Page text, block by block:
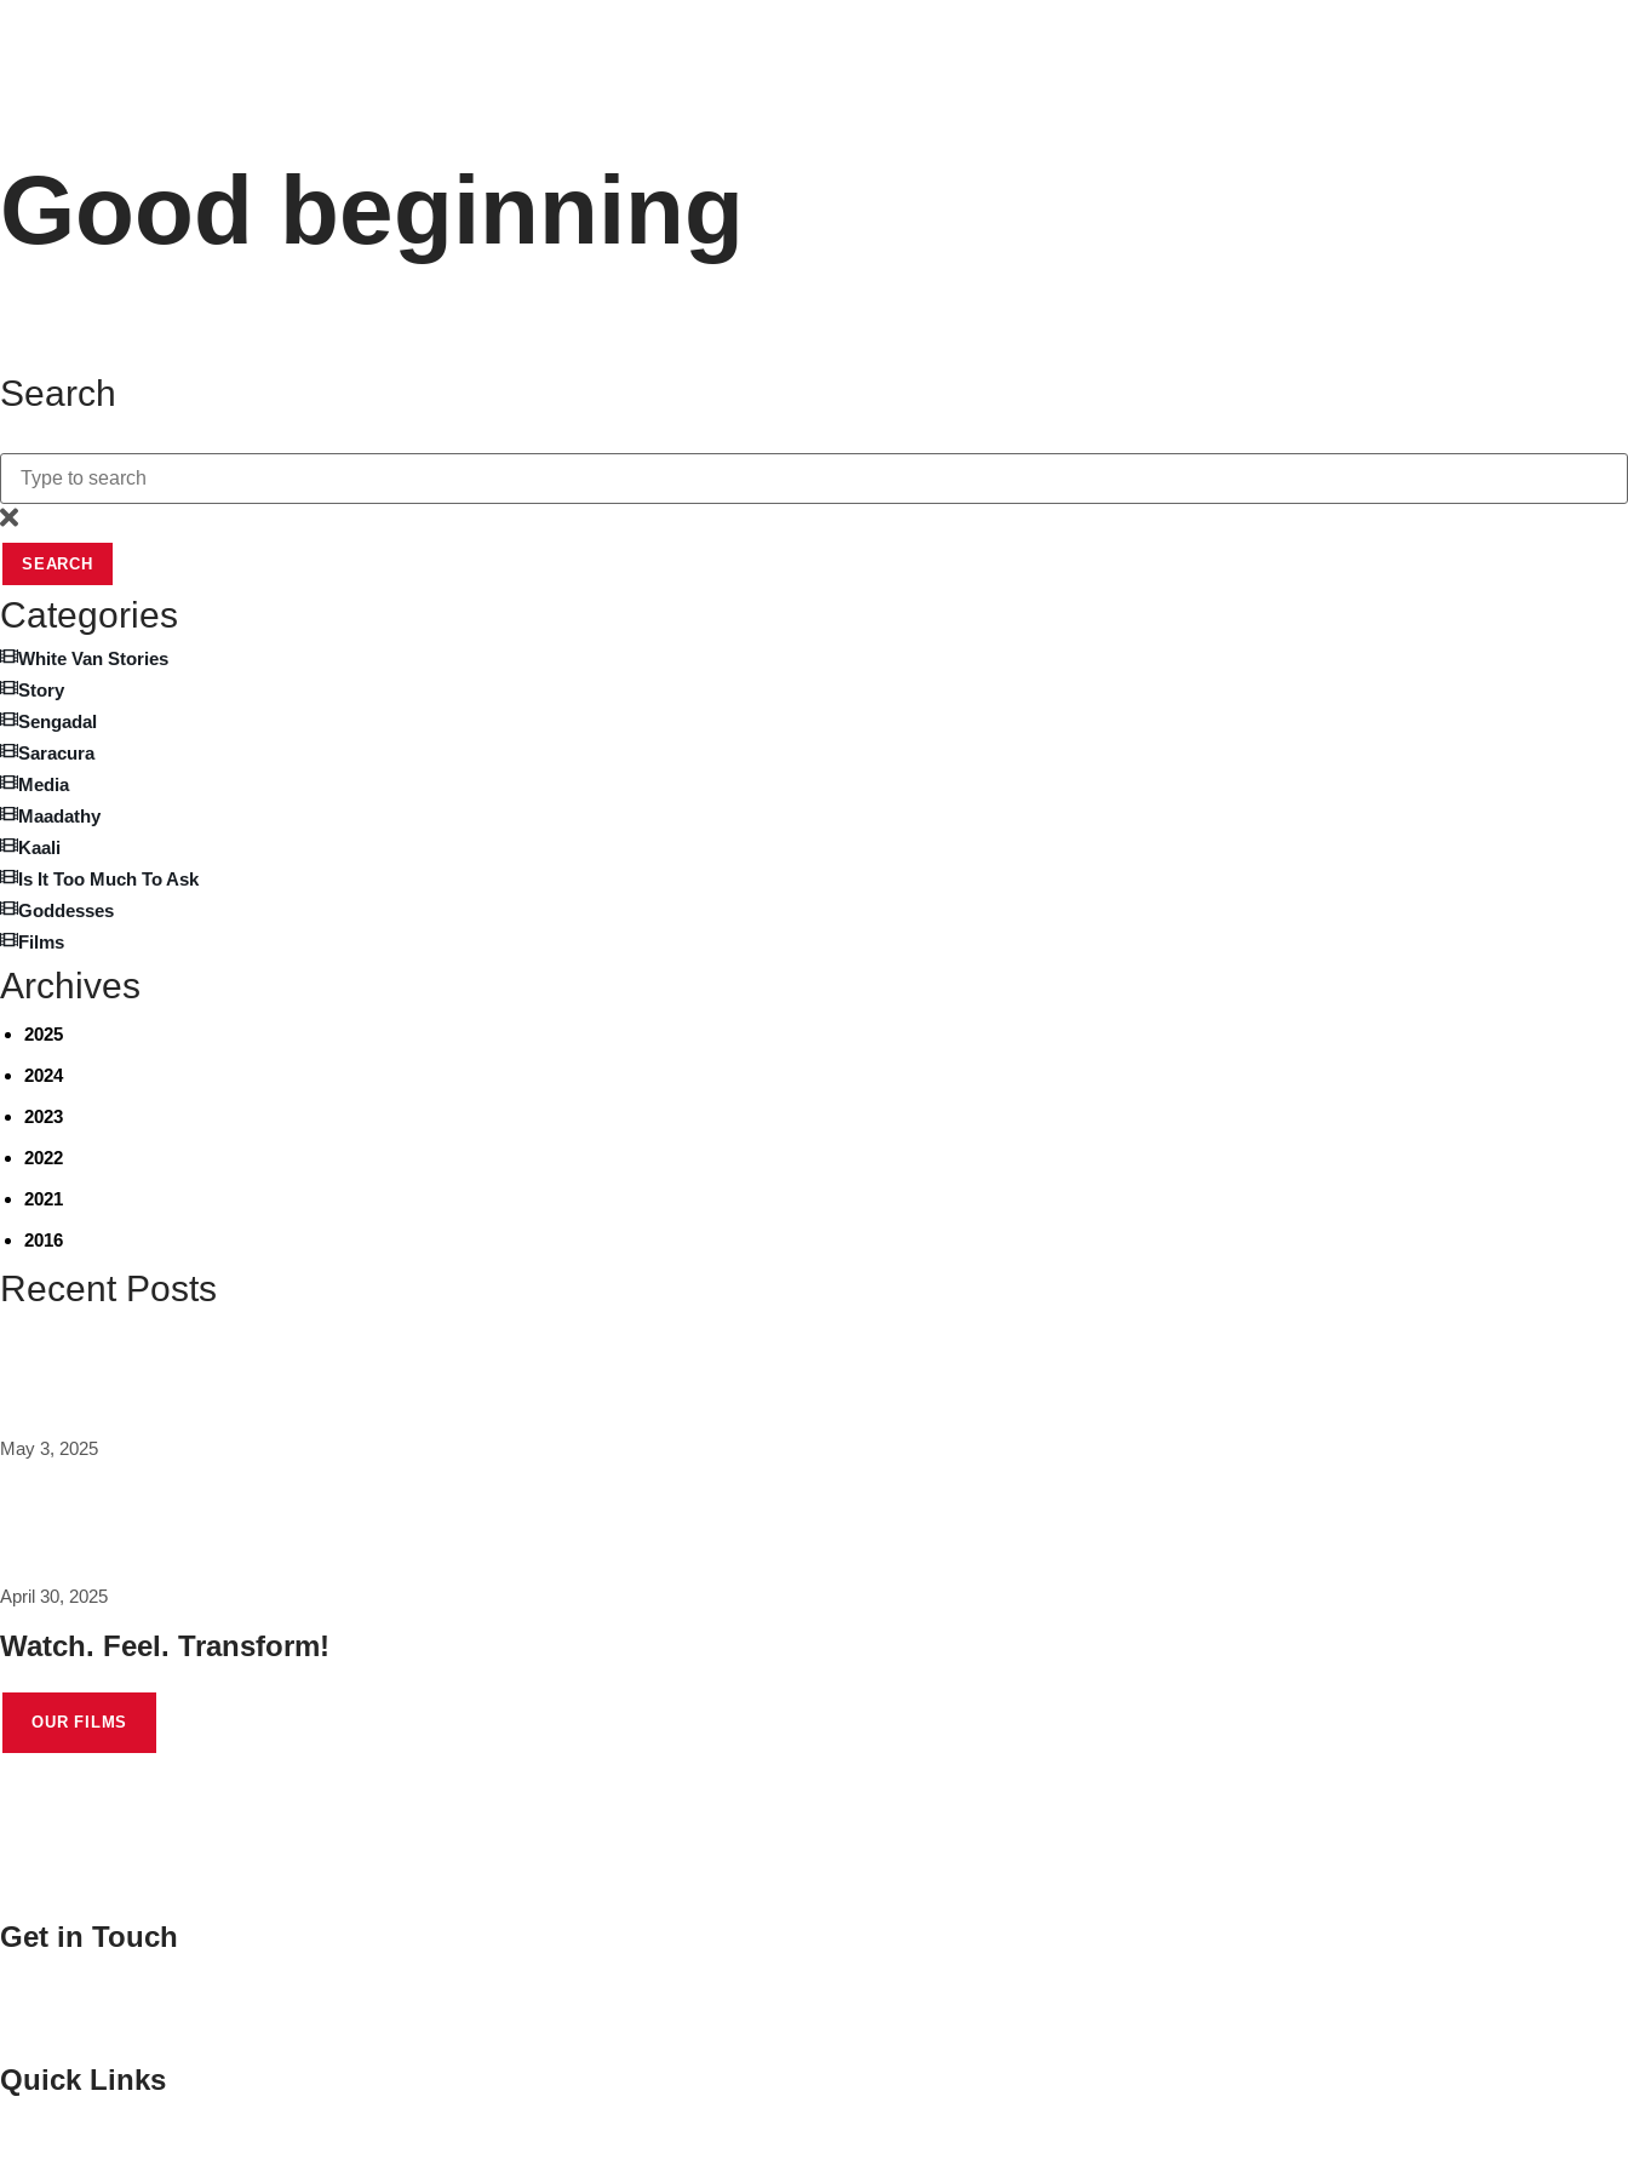
Good beginning
Search
SEARCH
Categories
White Van Stories
Story
Sengadal
Saracura
Media
Maadathy
Kaali
Is It Too Much To Ask
Goddesses
Films
Archives
2025
2024
2023
2022
2021
2016
Recent Posts
May 3, 2025
April 30, 2025
Watch. Feel. Transform!
OUR FILMS
Get in Touch
Quick Links